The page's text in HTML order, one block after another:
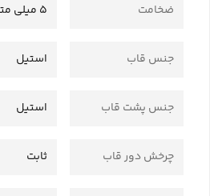
ضخامت 5 میلی متر
جنس قاب استیل
جنس پشت قاب استیل
چرخش دور قاب ثابت